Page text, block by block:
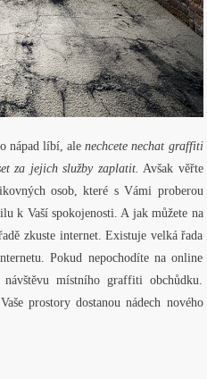
nápad líbí, alenechcete nechat graffiti
za jejich služby zaplatit. Avšak věřte
osob, které s Vámi proberou
k Vaší spokojenosti. A jak můžete na
zkuste internet. Existuje velká řada
Pokud nepochodíte na online
místního graffiti obchůdku.
prostory dostanou nádech nového